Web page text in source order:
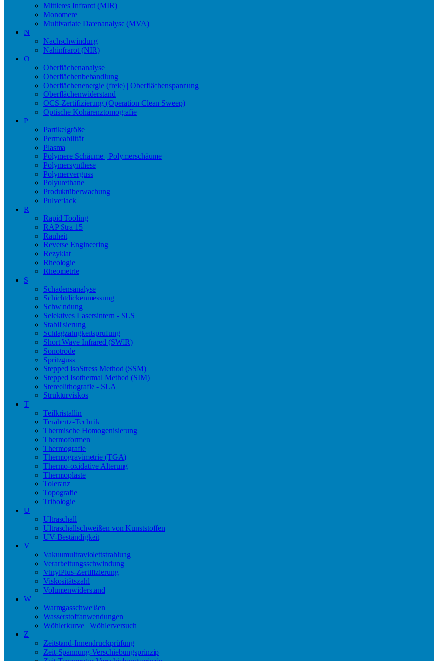
Mittleres Infrarot (MIR)
Monomere
Multivariate Datenanalyse (MVA)
N
Nachschwindung
Nahinfrarot (NIR)
O
Oberflächenanalyse
Oberflächenbehandlung
Oberflächenenergie (freie) | Oberflächenspannung
Oberflächenwiderstand
OCS-Zertifizierung (Operation Clean Sweep)
Optische Kohärenztomografie
P
Partikelgröße
Permeabilität
Plasma
Polymere Schäume | Polymerschäume
Polymersynthese
Polymerverguss
Polyurethane
Produktüberwachung
Pulverlack
R
Rapid Tooling
RAP Stra 15
Rauheit
Reverse Engineering
Rezyklat
Rheologie
Rheometrie
S
Schadensanalyse
Schichtdickenmessung
Schwindung
Selektives Lasersintern - SLS
Stabilisierung
Schlagzähigkeitsprüfung
Short Wave Infrared (SWIR)
Sonotrode
Spritzguss
Stepped isoStress Method (SSM)
Stepped Isothermal Method (SIM)
Stereolithografie - SLA
Strukturviskos
T
Teilkristallin
Terahertz-Technik
Thermische Homogenisierung
Thermoformen
Thermografie
Thermogravimetrie (TGA)
Thermo-oxidative Alterung
Thermoplaste
Toleranz
Topografie
Tribologie
U
Ultraschall
Ultraschallschweißen von Kunststoffen
UV-Beständigkeit
V
Vakuumultraviolettstrahlung
Verarbeitungsschwindung
VinylPlus-Zertifizierung
Viskositätszahl
Volumenwiderstand
W
Warmgasschweißen
Wasserstoffanwendungen
Wöhlerkurve | Wöhlerversuch
Z
Zeitstand-Innendruckprüfung
Zeit-Spannung-Verschiebungsprinzip